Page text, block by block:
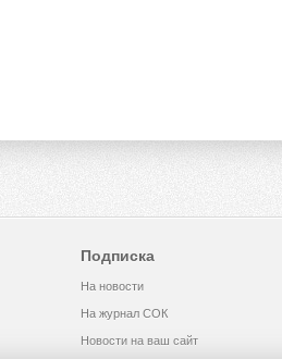
Подписка
На новости
На журнал СОК
Новости на ваш сайт